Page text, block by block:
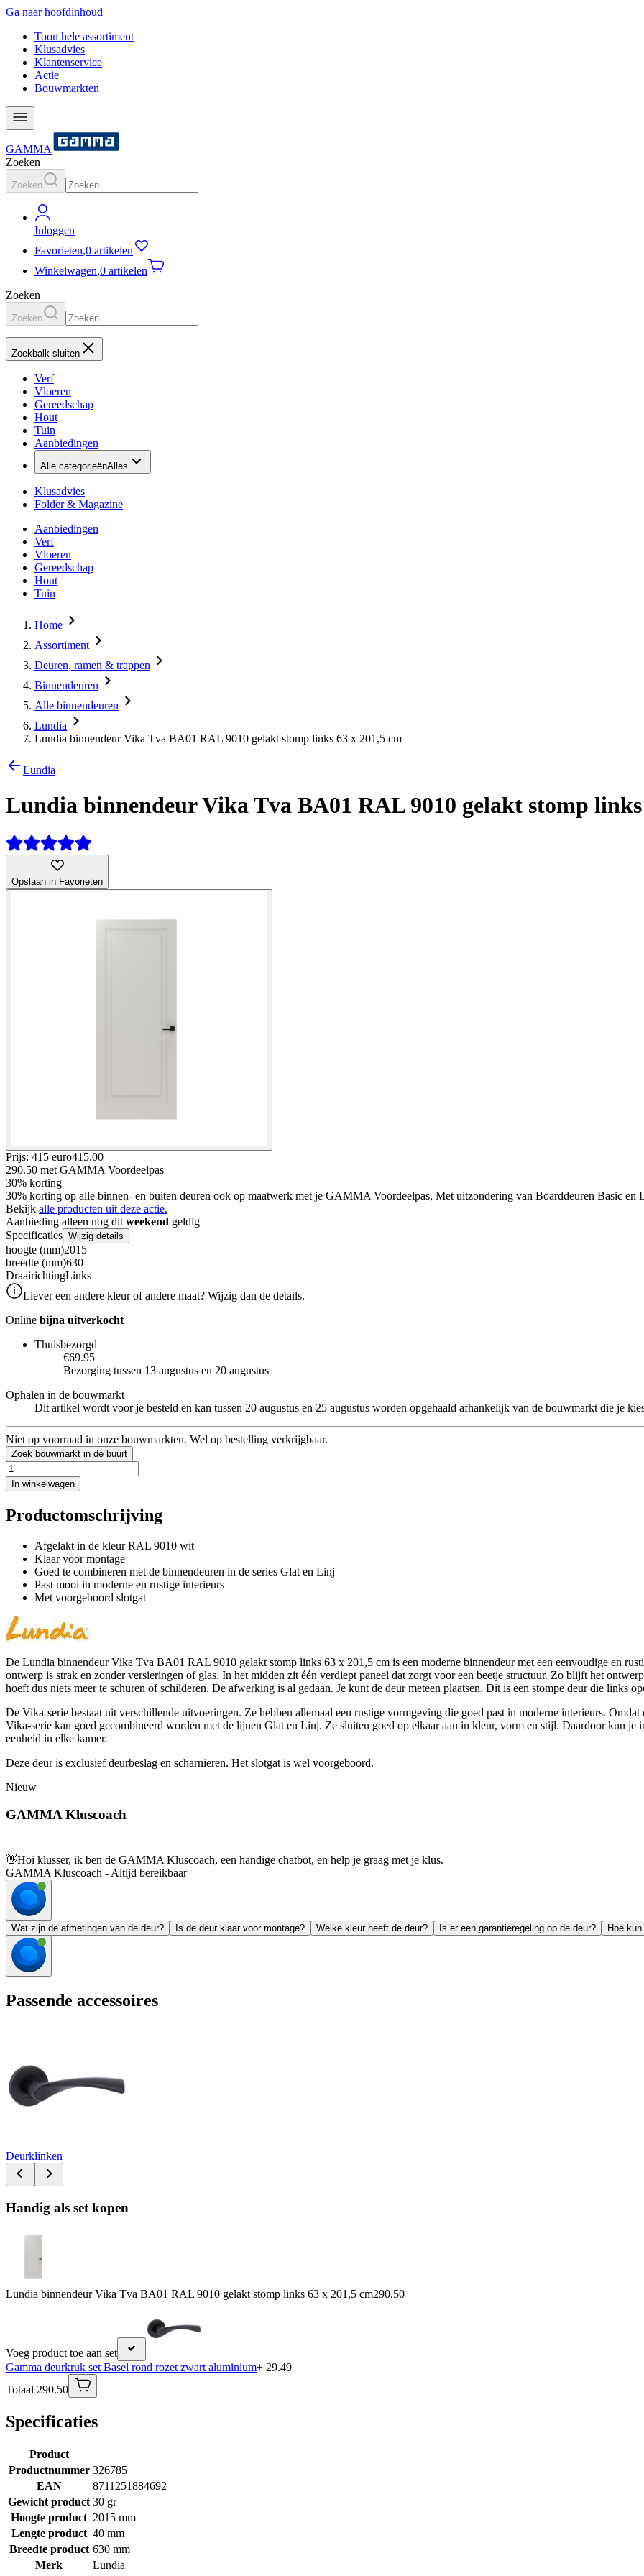
Ga naar hoofdinhoud
Toon hele assortiment
Klusadvies
Klantenservice
Actie
Bouwmarkten
GAMMA
Zoeken
Zoeken
Inloggen
Favorieten,0 artikelen
Winkelwagen,0 artikelen
Zoeken
Zoeken
Zoekbalk sluiten
Verf
Vloeren
Gereedschap
Hout
Tuin
Aanbiedingen
Alle categorieënAlles
Klusadvies
Folder & Magazine
Aanbiedingen
Verf
Vloeren
Gereedschap
Hout
Tuin
Home
Assortiment
Deuren, ramen & trappen
Binnendeuren
Alle binnendeuren
Lundia
Lundia binnendeur Vika Tva BA01 RAL 9010 gelakt stomp links 63 x 201,5 cm
Lundia
Lundia binnendeur Vika Tva BA01 RAL 9010 gelakt stomp links
Opslaan in Favorieten
Prijs: 415 euro415.00
290.50 met GAMMA Voordeelpas
30% korting
30% korting op alle binnen- en buiten deuren ook op maatwerk met je GAMMA Voordeelpas, Met uitzondering van Boarddeuren Basic en
Bekijk alle producten uit deze actie.
Aanbieding alleen nog dit weekend geldig
Specificaties Wijzig details
hoogte (mm)2015
breedte (mm)630
DraairichtingLinks
Liever een andere kleur of andere maat? Wijzig dan de details.
Online bijna uitverkocht
Thuisbezorgd
€69.95
Bezorging tussen 13 augustus en 20 augustus
Ophalen in de bouwmarkt
Dit artikel wordt voor je besteld en kan tussen 20 augustus en 25 augustus worden opgehaald afhankelijk van de bouwmarkt die je
Niet op voorraad in onze bouwmarkten. Wel op bestelling verkrijgbaar.
Zoek bouwmarkt in de buurt
In winkelwagen
Productomschrijving
Afgelakt in de kleur RAL 9010 wit
Klaar voor montage
Goed te combineren met de binnendeuren in de series Glat en Linj
Past mooi in moderne en rustige interieurs
Met voorgeboord slotgat
De Lundia binnendeur Vika Tva BA01 RAL 9010 gelakt stomp links 63 x 201,5 cm is een moderne binnendeur met een eenvoudige en
ontwerp is strak en zonder versieringen of glas. In het midden zit één verdiept paneel dat zorgt voor een beetje structuur. Zo blijft het
hoeft dus niets meer te schuren of schilderen. De afwerking is al gedaan. Je kunt de deur meteen plaatsen. Dit is een stompe deur die links
De Vika-serie bestaat uit verschillende uitvoeringen. Ze hebben allemaal een rustige vormgeving die goed past in moderne interieurs.
Vika-serie kan goed gecombineerd worden met de lijnen Glat en Linj. Ze sluiten goed op elkaar aan in kleur, vorm en stijl. Daardoor kun je
eenheid in elke kamer.
Deze deur is exclusief deurbeslag en scharnieren. Het slotgat is wel voorgeboord.
Nieuw
GAMMA Kluscoach
👋Hoi klusser, ik ben de GAMMA Kluscoach, een handige chatbot, en help je graag met je klus.
GAMMA Kluscoach - Altijd bereikbaar
Wat zijn de afmetingen van de deur? Is de deur klaar voor montage? Welke kleur heeft de deur? Is er een garantieregeling op de deur? Hoe
Passende accessoires
Deurklinken
Handig als set kopen
Lundia binnendeur Vika Tva BA01 RAL 9010 gelakt stomp links 63 x 201,5 cm290.50
Voeg product toe aan set
Gamma deurkruk set Basel rond rozet zwart aluminium+ 29.49
Totaal 290.50
Specificaties
Product
Productnummer 326785
EAN
8711251884692
Gewicht product 30 gr
Hoogte product 2015 mm
Lengte product 40 mm
Breedte product 630 mm
Merk
Lundia